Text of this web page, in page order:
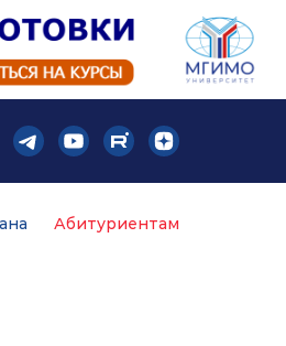
Абитуриентам